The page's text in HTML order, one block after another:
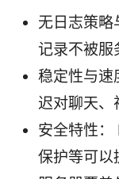
无日志策略
记录不被服
稳定性与速
迟对聊天、
安全特性
保护等可以